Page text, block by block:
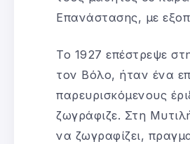
Επανάστασης, με
Το 1927 επέστρεψε
τον Βόλο, ήταν ένα
παρευρισκόμενους
ζωγράφιζε. Στη
να ζωγραφίζει,